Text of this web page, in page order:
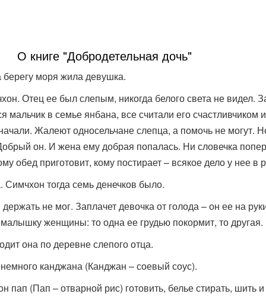
О книге "Добродетельная дочь"
моря жила девушка.
Отец ее был слепым, никогда белого света не видел.
в семье янбана, все считали его счастливчиком
Жалеют односельчане слепца, а помочь не могут.
он. И жена ему добрая попалась. Ни словечка
обед приготовит, кому постирает – всякое дело у нее в
тогда семь денечков было.
не мог. Заплачет девочка от голода – он ее на
женщины: то одна ее грудью покормит, то другая.
она по деревне слепого отца.
канджана (Канджан – соевый соус).
пап (Пап – отварной рис) готовить, белье стирать, шить